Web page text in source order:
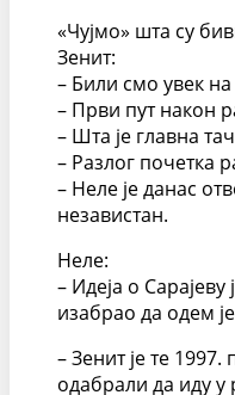
«Чујмо» шта су
Зенит:
– Били смо увек на
– Први пут након
– Шта је главна
– Разлог почетка
– Неле је данас
независтан.
Неле:
– Идеја о
изабрао да одем
– Зенит је те
одабрали да иду